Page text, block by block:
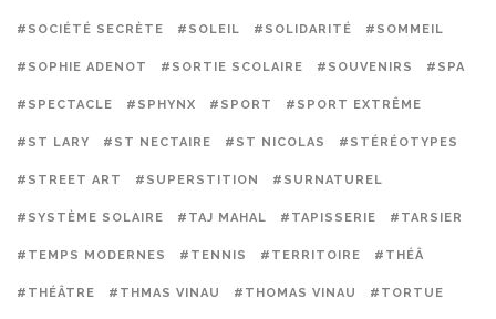
#SOCIÉTÉ SECRÈTE #SOLEIL #SOLIDARITÉ #SOMMEIL
#SOPHIE ADENOT #SORTIE SCOLAIRE #SOUVENIRS #SPA
#SPECTACLE #SPHYNX #SPORT #SPORT EXTRÊME
#ST LARY #ST NECTAIRE #ST NICOLAS #STÉRÉOTYPES
#STREET ART #SUPERSTITION #SURNATUREL
#SYSTÈME SOLAIRE #TAJ MAHAL #TAPISSERIE #TARSIER
#TEMPS MODERNES #TENNIS #TERRITOIRE #THÉÂ
#THÉÂTRE #THMAS VINAU #THOMAS VINAU #TORTUE